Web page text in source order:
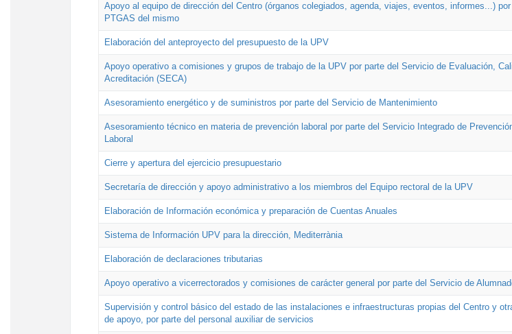
Apoyo al equipo de dirección del Centro (órganos colegiados, agenda, viajes, eventos, informes...) por
PTGAS del mismo
Elaboración del anteproyecto del presupuesto de la UPV
Apoyo operativo a comisiones y grupos de trabajo de la UPV por parte del Servicio de Evaluación,
Acreditación (SECA)
Asesoramiento energético y de suministros por parte del Servicio de Mantenimiento
Asesoramiento técnico en materia de prevención laboral por parte del Servicio Integrado de
Laboral
Cierre y apertura del ejercicio presupuestario
Secretaría de dirección y apoyo administrativo a los miembros del Equipo rectoral de la UPV
Elaboración de Información económica y preparación de Cuentas Anuales
Sistema de Información UPV para la dirección, Mediterrània
Elaboración de declaraciones tributarias
Apoyo operativo a vicerrectorados y comisiones de carácter general por parte del Servicio de
Supervisión y control básico del estado de las instalaciones e infraestructuras propias del Centro y
de apoyo, por parte del personal auxiliar de servicios